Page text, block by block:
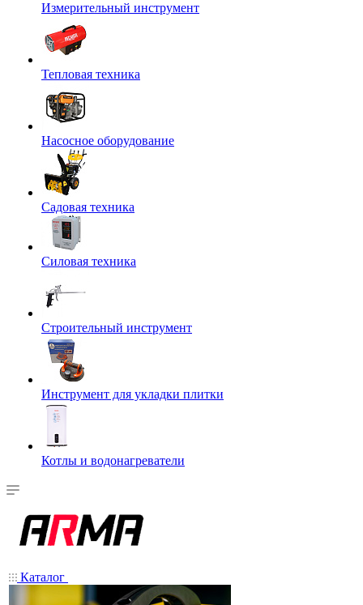
Измерительный инструмент
Тепловая техника
Насосное оборудование
Садовая техника
Силовая техника
Строительный инструмент
Инструмент для укладки плитки
Котлы и водонагреватели
Каталог